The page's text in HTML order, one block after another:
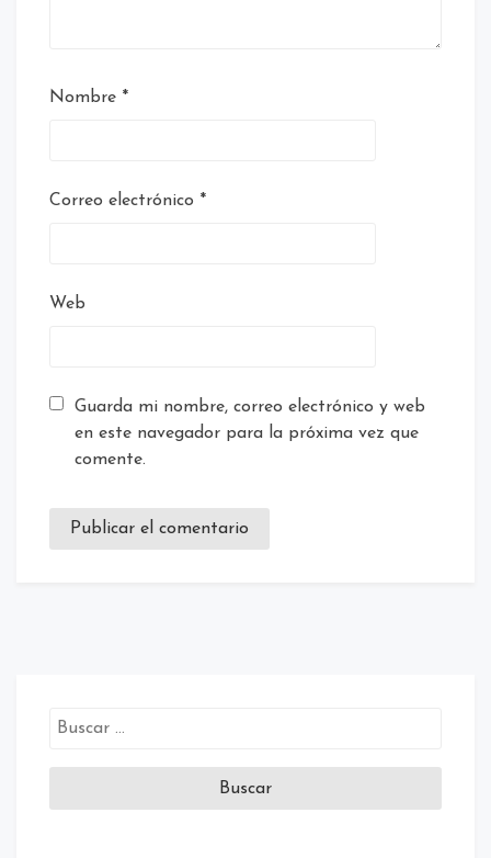
Nombre *
Correo electrónico *
Web
Guarda mi nombre, correo electrónico y web
en este navegador para la próxima vez que
comente.
Buscar: